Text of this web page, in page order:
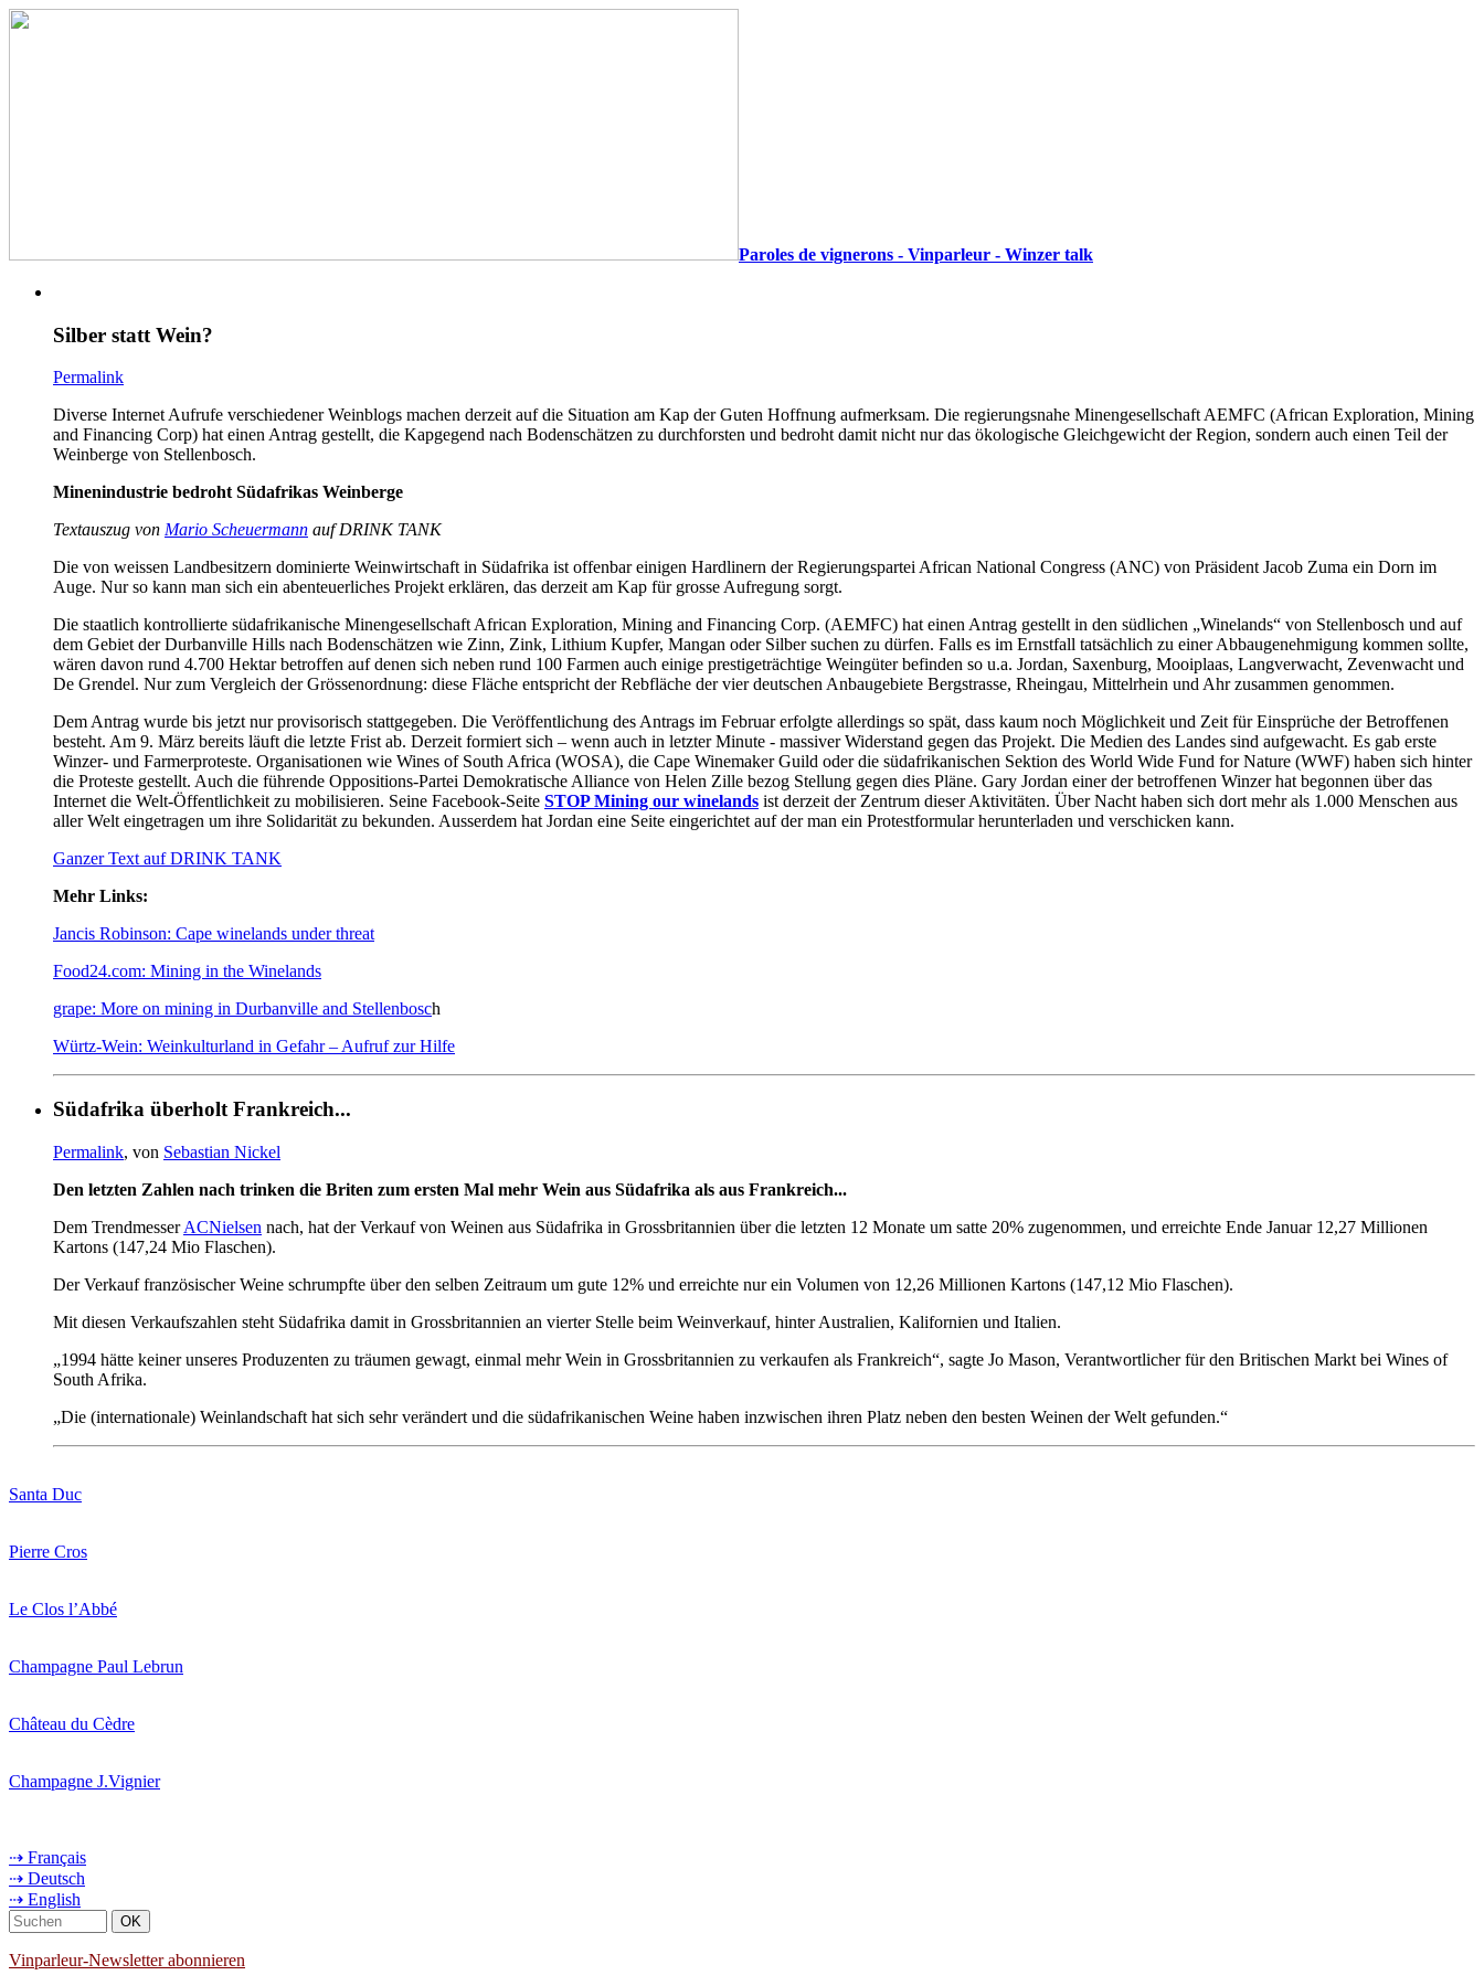
Paroles de vignerons - Vinparleur - Winzer talk
Silber statt Wein?
Permalink
Diverse Internet Aufrufe verschiedener Weinblogs machen derzeit auf die Situation am Kap der Guten Hoffnung aufmerksam. Die regierungsnahe Minengesellschaft AEMFC (African Exploration, Mining
and Financing Corp) hat einen Antrag gestellt, die Kapgegend nach Bodenschätzen zu durchforsten und bedroht damit nicht nur das ökologische Gleichgewicht der Region, sondern auch einen Teil der
Weinberge von Stellenbosch.
Minenindustrie bedroht Südafrikas Weinberge
Textauszug von Mario Scheuermann auf DRINK TANK
Die von weissen Landbesitzern dominierte Weinwirtschaft in Südafrika ist offenbar einigen Hardlinern der Regierungspartei African National Congress (ANC) von Präsident Jacob Zuma ein Dorn im
Auge. Nur so kann man sich ein abenteuerliches Projekt erklären, das derzeit am Kap für grosse Aufregung sorgt.
Die staatlich kontrollierte südafrikanische Minengesellschaft African Exploration, Mining and Financing Corp. (AEMFC) hat einen Antrag gestellt in den südlichen „Winelands“ von Stellenbosch und auf
dem Gebiet der Durbanville Hills nach Bodenschätzen wie Zinn, Zink, Lithium Kupfer, Mangan oder Silber suchen zu dürfen. Falls es im Ernstfall tatsächlich zu einer Abbaugenehmigung kommen sollte,
wären davon rund 4.700 Hektar betroffen auf denen sich neben rund 100 Farmen auch einige prestigeträchtige Weingüter befinden so u.a. Jordan, Saxenburg, Mooiplaas, Langverwacht, Zevenwacht und
De Grendel. Nur zum Vergleich der Grössenordnung: diese Fläche entspricht der Rebfläche der vier deutschen Anbaugebiete Bergstrasse, Rheingau, Mittelrhein und Ahr zusammen genommen.
Dem Antrag wurde bis jetzt nur provisorisch stattgegeben. Die Veröffentlichung des Antrags im Februar erfolgte allerdings so spät, dass kaum noch Möglichkeit und Zeit für Einsprüche der Betroffenen
besteht. Am 9. März bereits läuft die letzte Frist ab. Derzeit formiert sich – wenn auch in letzter Minute - massiver Widerstand gegen das Projekt. Die Medien des Landes sind aufgewacht. Es gab erste
Winzer- und Farmerproteste. Organisationen wie Wines of South Africa (WOSA), die Cape Winemaker Guild oder die südafrikanischen Sektion des World Wide Fund for Nature (WWF) haben sich hinter
die Proteste gestellt. Auch die führende Oppositions-Partei Demokratische Alliance von Helen Zille bezog Stellung gegen dies Pläne. Gary Jordan einer der betroffenen Winzer hat begonnen über das
Internet die Welt-Öffentlichkeit zu mobilisieren. Seine Facebook-Seite STOP Mining our winelands ist derzeit der Zentrum dieser Aktivitäten. Über Nacht haben sich dort mehr als 1.000 Menschen aus
aller Welt eingetragen um ihre Solidarität zu bekunden. Ausserdem hat Jordan eine Seite eingerichtet auf der man ein Protestformular herunterladen und verschicken kann.
Ganzer Text auf DRINK TANK
Mehr Links:
Jancis Robinson: Cape winelands under threat
Food24.com: Mining in the Winelands
grape: More on mining in Durbanville and Stellenbosch
Würtz-Wein: Weinkulturland in Gefahr – Aufruf zur Hilfe
Südafrika überholt Frankreich...
Permalink, von Sebastian Nickel
Den letzten Zahlen nach trinken die Briten zum ersten Mal mehr Wein aus Südafrika als aus Frankreich...
Dem TrendmesserACNielsen nach, hat der Verkauf von Weinen aus Südafrika in Grossbritannien über die letzten 12 Monate um satte 20% zugenommen, und erreichte Ende Januar 12,27 Millionen
Kartons (147,24 Mio Flaschen).
Der Verkauf französischer Weine schrumpfte über den selben Zeitraum um gute 12% und erreichte nur ein Volumen von 12,26 Millionen Kartons (147,12 Mio Flaschen).
Mit diesen Verkaufszahlen steht Südafrika damit in Grossbritannien an vierter Stelle beim Weinverkauf, hinter Australien, Kalifornien und Italien.
„1994 hätte keiner unseres Produzenten zu träumen gewagt, einmal mehr Wein in Grossbritannien zu verkaufen als Frankreich“, sagte Jo Mason, Verantwortlicher für den Britischen Markt bei Wines of
South Afrika.
„Die (internationale) Weinlandschaft hat sich sehr verändert und die südafrikanischen Weine haben inzwischen ihren Platz neben den besten Weinen der Welt gefunden.“
Santa Duc
Pierre Cros
Le Clos l’Abbé
Champagne Paul Lebrun
Château du Cèdre
Champagne J.Vignier
⇢ Français
⇢ Deutsch
⇢ English
Vinparleur-Newsletter abonnieren